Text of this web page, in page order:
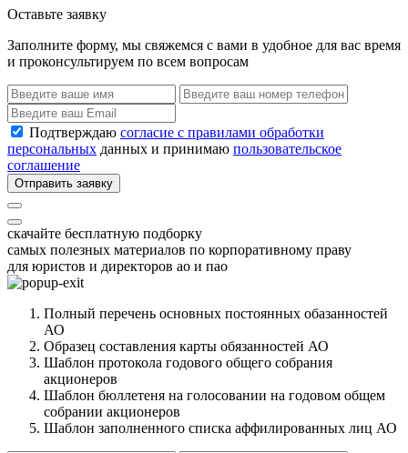
Оставьте заявку
Заполните форму, мы свяжемся с вами в удобное для вас время
и проконсультируем по всем вопросам
Подтверждаю согласие с правилами обработки
персональных данных и принимаю пользовательское
соглашение
Отправить заявку
скачайте бесплатную подборку
самых полезных материалов по корпоративному праву
для юристов и директоров ао и пао
Полный перечень основных постоянных обазанностей
АО
Образец составления карты обязанностей АО
Шаблон протокола годового общего собрания
акционеров
Шаблон бюллетеня на голосовании на годовом общем
собрании акционеров
Шаблон заполненного списка аффилированных лиц АО